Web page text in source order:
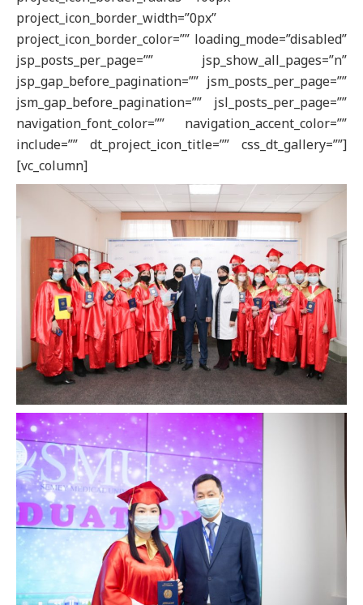
project_icon_border_width=”0px”
project_icon_border_color=”” loading_mode=”disabled”
jsp_posts_per_page=”” jsp_show_all_pages=”n”
jsp_gap_before_pagination=”” jsm_posts_per_page=””
jsm_gap_before_pagination=”” jsl_posts_per_page=””
navigation_font_color=”” navigation_accent_color=””
include=”” dt_project_icon_title=”” css_dt_gallery=””]
[vc_column]